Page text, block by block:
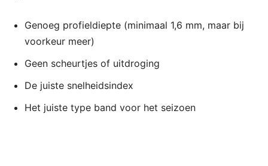
Genoeg profieldiepte (minimaal 1,6 mm, maar bij
voorkeur meer)
Geen scheurtjes of uitdroging
De juiste snelheidsindex
Het juiste type band voor het seizoen